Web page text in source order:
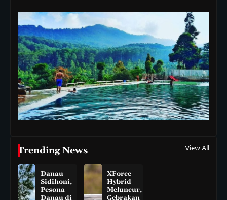
Trending News View All
Danau
Sidihoni,
Pesona
Danau di
XForce
Hybrid
Meluncur,
Gebrakan